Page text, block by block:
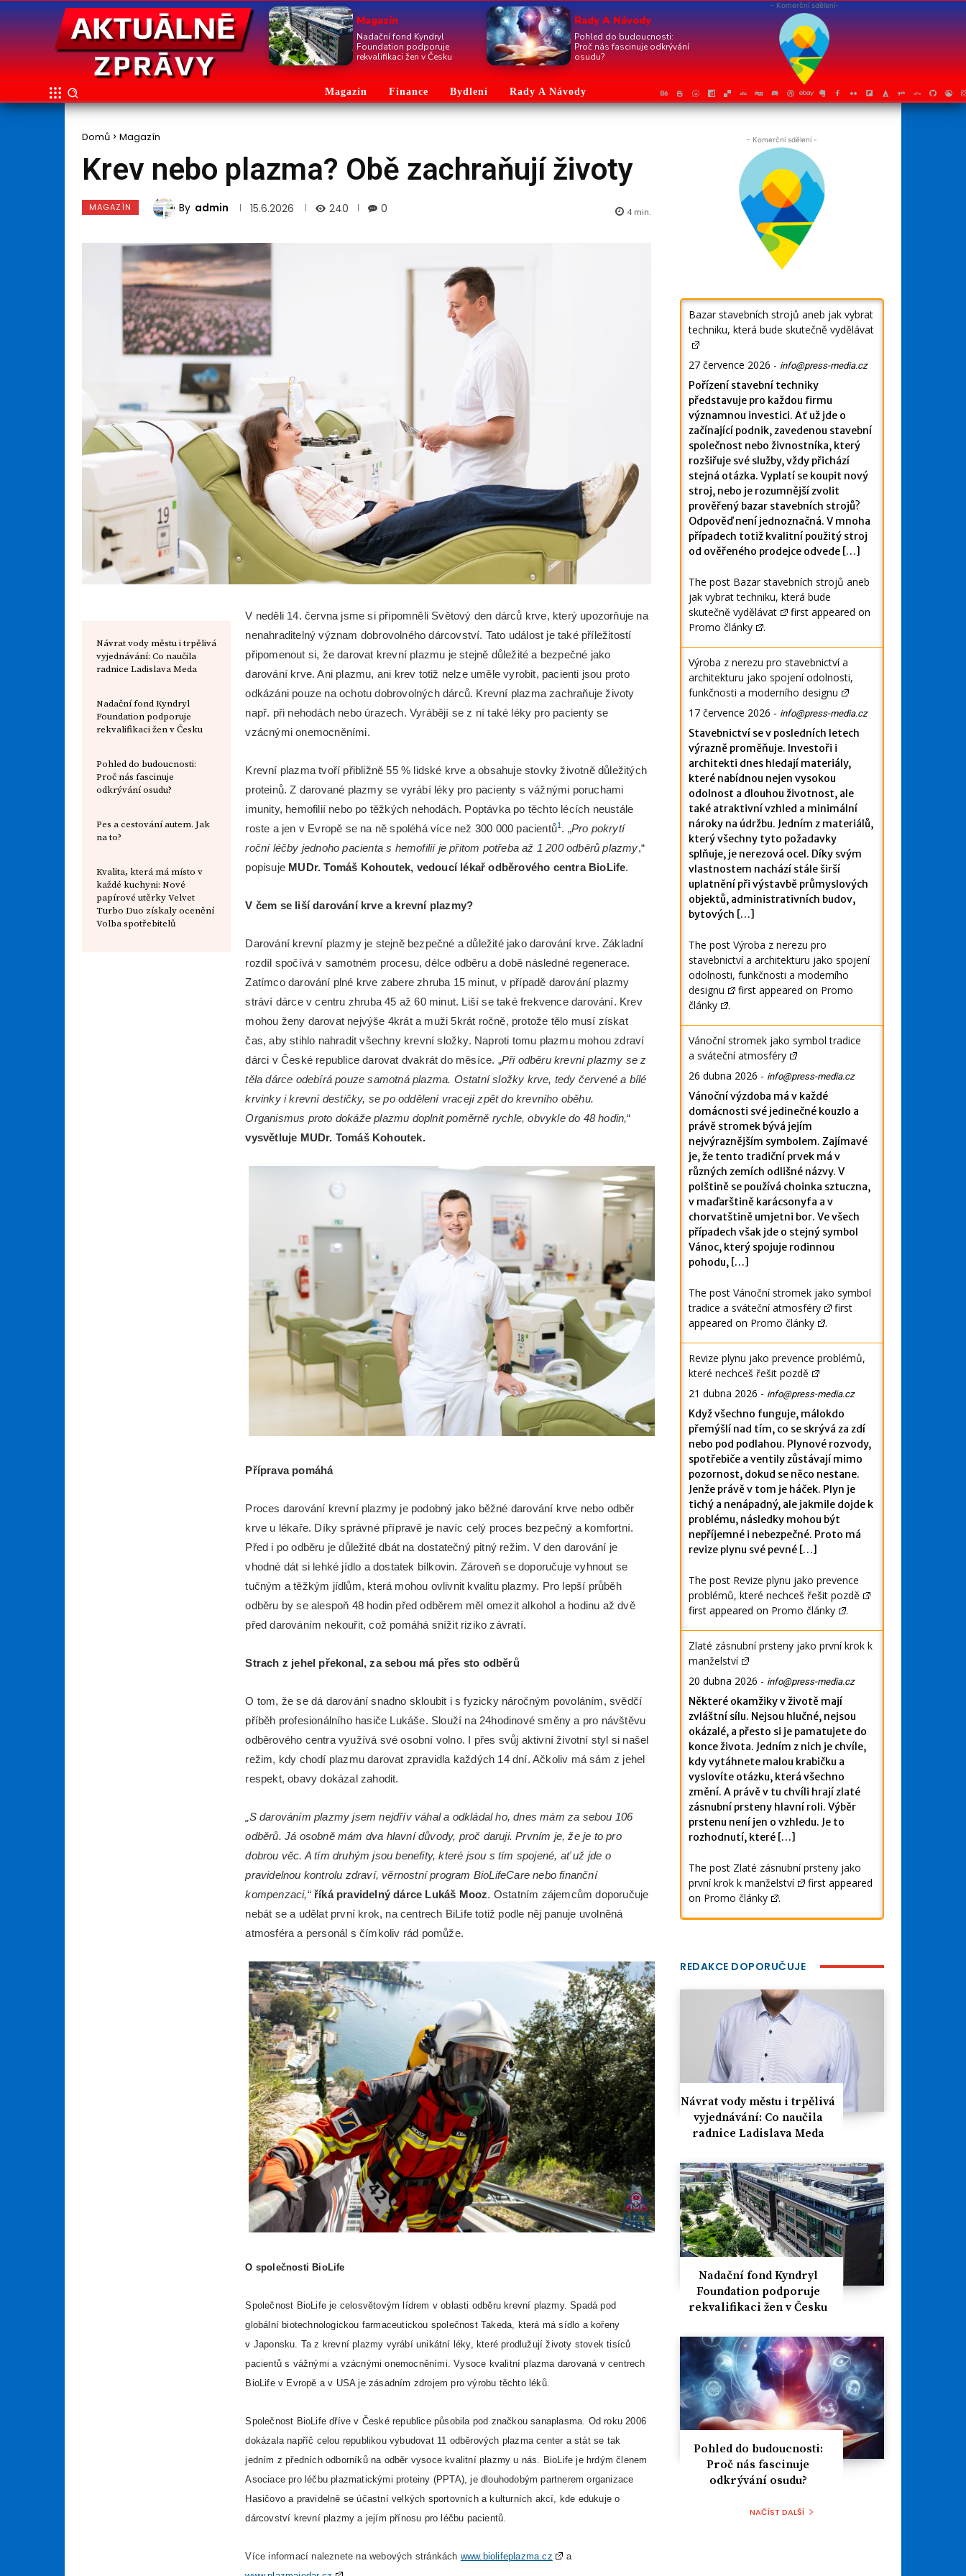
Magazín
Nadační fond Kyndryl
Foundation podporuje
rekvalifikaci žen v Česku
Rady A Návody
Pohled do budoucnosti:
Proč nás fascinuje odkrývání
osudu?
- Komerční sdělení-
Magazín Finance Bydlení Rady A Návody
Domů Magazín
Krev nebo plazma? Obě zachraňují životy
MAGAZÍN By admin 15.6.2026 240 4 min.
0
Návrat vody městu i trpělivá
vyjednávání: Co naučila
radnice Ladislava Meda
Nadační fond Kyndryl
Foundation podporuje
rekvalifikaci žen v Česku
Pohled do budoucnosti:
Proč nás fascinuje
odkrývání osudu?
Реs a cestování autem. Jak
na to?
Kvalita, která má místo v
každé kuchyni: Nové
papírové utěrky Velvet
Turbo Duo získaly ocenění
Volba spotřebitelů
V neděli 14. června jsme si připomněli Světový den dárců krve, který upozorňuje na
nenahraditelný význam dobrovolného dárcovství. Tato událost je také příležitostí
připomenout si, že darovat krevní plazmu je stejně důležité a bezpečné jako
darování krve. Ani plazmu, ani krev totiž nelze uměle vyrobit, pacienti jsou proto
odkázáni pouze na ochotu dobrovolných dárců. Krevní plazma zachraňuje životy
např. při nehodách nebo úrazech. Vyrábějí se z ní také léky pro pacienty se
vzácnými onemocněními.
Krevní plazma tvoří přibližně 55 % lidské krve a obsahuje stovky životně důležitých
proteinů. Z darované plazmy se vyrábí léky pro pacienty s vážnými poruchami
imunity, hemofilií nebo po těžkých nehodách. Poptávka po těchto lécích neustále
roste a jen v Evropě se na ně spoléhá více než 300 000 pacientů1 . „Pro pokrytí
roční léčby jednoho pacienta s hemofilií je přitom potřeba až 1 200 odběrů plazmy,“
popisuje MUDr. Tomáš Kohoutek, vedoucí lékař odběrového centra BioLife.
V čem se liší darování krve a krevní plazmy?
Darování krevní plazmy je stejně bezpečné a důležité jako darování krve. Základní
rozdíl spočívá v samotném procesu, délce odběru a době následné regenerace.
Zatímco darování plné krve zabere zhruba 15 minut, v případě darování plazmy
stráví dárce v centru zhruba 45 až 60 minut. Liší se také frekvence darování. Krev
mohou ženy darovat nejvýše 4krát a muži 5krát ročně, protože tělo musí získat
čas, aby stihlo nahradit všechny krevní složky. Naproti tomu plazmu mohou zdraví
dárci v České republice darovat dvakrát do měsíce. „Při odběru krevní plazmy se z
těla dárce odebírá pouze samotná plazma. Ostatní složky krve, tedy červené a bílé
krvinky i krevní destičky, se po oddělení vracejí zpět do krevního oběhu.
Organismus proto dokáže plazmu doplnit poměrně rychle, obvykle do 48hodin,“
vysvětluje MUDr. Tomáš Kohoutek.
Příprava pomáhá
Proces darování krevní plazmy je podobný jako běžné darování krve nebo odběr
krve u lékaře. Díky správné přípravě je navíc celý proces bezpečný a komfortní.
Před i po odběru je důležité dbát na dostatečný pitný režim. V den darování je
vhodné dát si lehké jídlo a dostatek bílkovin. Zároveň se doporučuje vyhnout se
tučným a těžkým jídlům, která mohou ovlivnit kvalitu plazmy. Pro lepší průběh
odběru by se alespoň 48 hodin před odběrem měl omezit alkohol a hodinu až dvě
před darováním nekouřit, což pomáhá snížit riziko závratí.
Strach z jehel překonal, za sebou má přes sto odběrů
O tom, že se dá darování snadno skloubit i s fyzicky náročným povoláním, svědčí
příběh profesionálního hasiče Lukáše. Slouží na 24hodinové směny a pro návštěvu
odběrového centra využívá své osobní volno. I přes svůj aktivní životní styl si našel
režim, kdy chodí plazmu darovat zpravidla každých 14 dní. Ačkoliv má sám z jehel
respekt, obavy dokázal zahodit.
„S darováním plazmy jsem nejdřív váhal a odkládal ho, dnes mám za sebou 106
odběrů. Já osobně mám dva hlavní důvody, proč daruji. Prvním je, že je to pro
dobrou věc. A tím druhým jsou benefity, které jsou s tím spojené, ať už jde o
pravidelnou kontrolu zdraví, věrnostní program BioLifeCare nebo finanční
kompenzaci,“ říká pravidelný dárce Lukáš Mooz. Ostatním zájemcům doporučuje
nebát se a udělat první krok, na centrech BiLife totiž podle něj panuje uvolněná
atmosféra a personál s čímkoliv rád pomůže.
O společnosti BioLife
Společnost BioLife je celosvětovým lídrem v oblasti odběru krevní plazmy. Spadá pod
globální biotechnologickou farmaceutickou společnost Takeda, která má sídlo a kořeny
v Japonsku. Ta z krevní plazmy vyrábí unikátní léky, které prodlužují životy stovek tisíců
pacientů s vážnými a vzácnými onemocněními. Vysoce kvalitní plazma darovaná v centrech
BioLife v Evropě a v USA je zásadním zdrojem pro výrobu těchto léků.
Společnost BioLife dříve v České republice působila pod značkou sanaplasma. Od roku 2006
dokázala napříč celou republikou vybudovat 11 odběrových plazma center a stát se tak
jedním z předních odborníků na odběr vysoce kvalitní plazmy u nás. BioLife je hrdým členem
Asociace pro léčbu plazmatickými proteiny (PPTA), je dlouhodobým partnerem organizace
Hasičovo a pravidelně se účastní velkých sportovních a kulturních akcí, kde edukuje o
dárcovství krevní plazmy a jejím přínosu pro léčbu pacientů.
Více informací naleznete na webových stránkách www.biolifeplazma.cz
a
- Komerční sdělení -
Bazar stavebních strojů aneb jak vybrat
techniku, která bude skutečně vydělávat
27 července 2026 - info@press-media.cz
Pořízení stavební techniky
představuje pro každou firmu
významnou investici. Ať už jde o
začínající podnik, zavedenou stavební
společnost nebo živnostníka, který
rozšiřuje své služby, vždy přichází
stejná otázka. Vyplatí se koupit nový
stroj, nebo je rozumnější zvolit
prověřený bazar stavebních strojů?
Odpověď není jednoznačná. V mnoha
případech totiž kvalitní použitý stroj
od ověřeného prodejce odvede […]
The post Bazar stavebních strojů aneb
jak vybrat techniku, která bude
skutečně vydělávat
first appeared on
Promo články
.
Výroba z nerezu pro stavebnictví a
architekturu jako spojení odolnosti,
funkčnosti a moderního designu
17 července 2026 - info@press-media.cz
Stavebnictví se v posledních letech
výrazně proměňuje. Investoři i
architekti dnes hledají materiály,
které nabídnou nejen vysokou
odolnost a dlouhou životnost, ale
také atraktivní vzhled a minimální
nároky na údržbu. Jedním z materiálů,
který všechny tyto požadavky
splňuje, je nerezová ocel. Díky svým
vlastnostem nachází stále širší
uplatnění při výstavbě průmyslových
objektů, administrativních budov,
bytových […]
The postVýroba z nerezu pro
stavebnictví a architekturu jako spojení
odolnosti, funkčnosti a moderního
designu
first appeared on Promo
články
.
Vánoční stromek jako symbol tradice
a sváteční atmosféry
26 dubna 2026 - info@press-media.cz
Vánoční výzdoba má v každé
domácnosti své jedinečné kouzlo a
právě stromek bývá jejím
nejvýraznějším symbolem. Zajímavé
je, že tento tradiční prvek má v
různých zemích odlišné názvy. V
polštině se používá choinka sztuczna,
v maďarštině karácsonyfa a v
chorvatštině umjetni bor. Ve všech
případech však jde o stejný symbol
Vánoc, který spojuje rodinnou
pohodu, […]
The postVánoční stromek jako symbol
tradice a sváteční atmosféry
first
appeared on Promo články .
Revize plynu jako prevence problémů,
které nechceš řešit pozdě
21 dubna 2026 - info@press-media.cz
Když všechno funguje, málokdo
přemýšlí nad tím, co se skrývá za zdí
nebo pod podlahou. Plynové rozvody,
spotřebiče a ventily zůstávají mimo
pozornost, dokud se něco nestane.
Jenže právě v tom je háček. Plyn je
tichý a nenápadný, ale jakmile dojde k
problému, následky mohou být
nepříjemné i nebezpečné. Proto má
revize plynu své pevné […]
The post Revize plynu jako prevence
problémů, které nechceš řešit pozdě
first appeared on Promo články .
Zlaté zásnubní prsteny jako první krok k
manželství
20 dubna 2026 - info@press-media.cz
Některé okamžiky v životě mají
zvláštní sílu. Nejsou hlučné, nejsou
okázalé, a přesto si je pamatujete do
konce života. Jedním z nich je chvíle,
kdy vytáhnete malou krabičku a
vyslovíte otázku, která všechno
změní. A právě v tu chvíli hrají zlaté
zásnubní prsteny hlavní roli. Výběr
prstenu není jen o vzhledu. Je to
rozhodnutí, které […]
The post Zlaté zásnubní prsteny jako
první krok k manželství
first appeared
on Promo články .
REDAKCE DOPORUČUJE
Návrat vody městu i trpělivá
vyjednávání: Co naučila
radnice Ladislava Meda
Nadační fond Kyndryl
Foundation podporuje
rekvalifikaci žen v Česku
Pohled do budoucnosti:
Proč nás fascinuje
odkrývání osudu?
NAČÍST DALŠÍ